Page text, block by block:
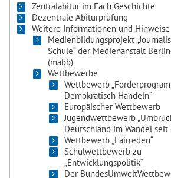
Zentralabitur im Fach Geschichte
Dezentrale Abiturprüfung
Weitere Informationen und Hinweise
Medienbildungsprojekt
Schule“ der Medienanstalt
(mabb)
Wettbewerbe
Wettbewerb
Demokratisch Handeln“
Europäischer Wettbewerb
Jugendwettbewerb
Deutschland im Wandel seit
Wettbewerb „Fairreden“
Schulwettbewerb zu
„Entwicklungspolitik“
Der